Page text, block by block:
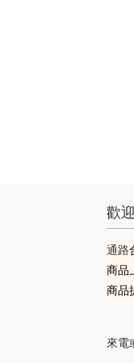
歡
通路
商品
商品
來電